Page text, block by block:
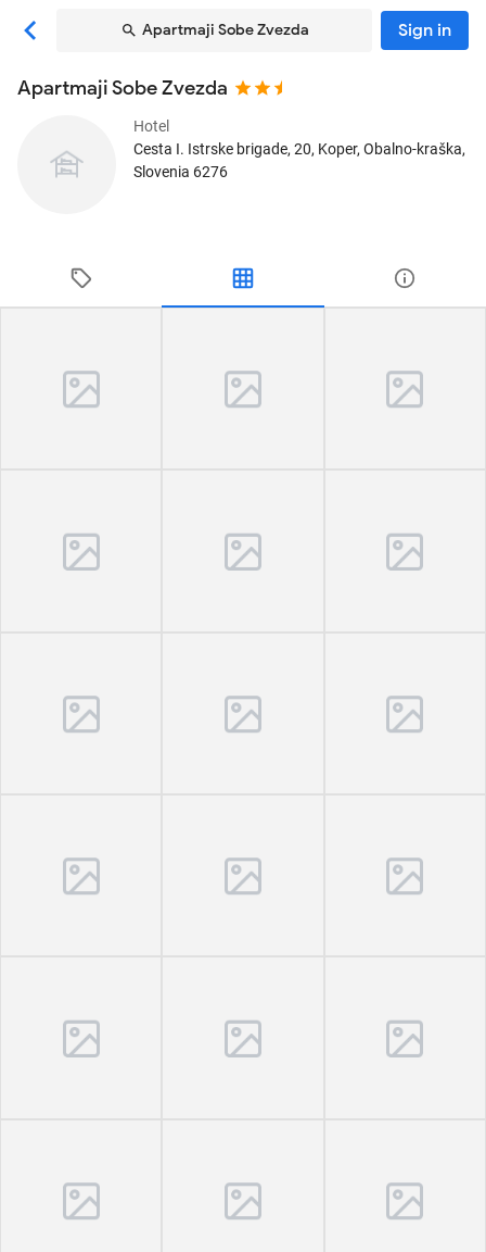
Apartmaji Sobe Zvezda Sign in
Apartmaji Sobe Zvezda
Hotel
Cesta I. Istrske brigade, 20, Koper, Obalno-kraška,
Slovenia 6276